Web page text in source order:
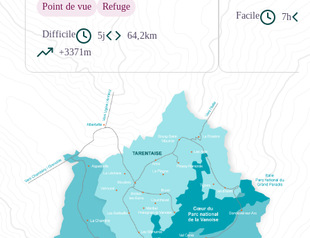
Point de vue
Refuge
Difficile 5j
64,2km
+3371m
Facile 7h